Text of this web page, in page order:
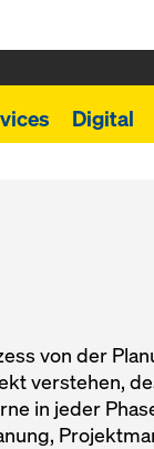
Digital
von der
verstehen,
in jeder